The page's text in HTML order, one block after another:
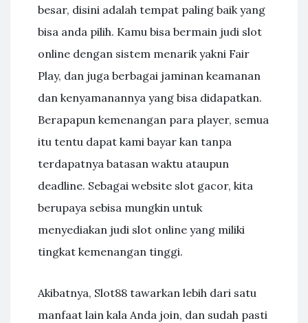
besar, disini adalah tempat paling baik yang
bisa anda pilih. Kamu bisa bermain judi slot
online dengan sistem menarik yakni Fair
Play, dan juga berbagai jaminan keamanan
dan kenyamanannya yang bisa didapatkan.
Berapapun kemenangan para player, semua
itu tentu dapat kami bayar kan tanpa
terdapatnya batasan waktu ataupun
deadline. Sebagai website slot gacor, kita
berupaya sebisa mungkin untuk
menyediakan judi slot online yang miliki
tingkat kemenangan tinggi.
Akibatnya, Slot88 tawarkan lebih dari satu
manfaat lain kala Anda join, dan sudah pasti